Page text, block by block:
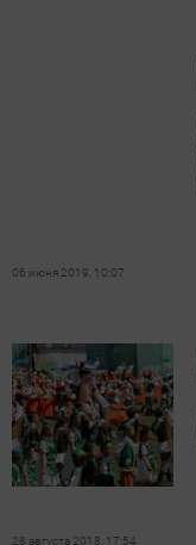
06 июня 2019, 10:07
28 августа 2018, 17:54